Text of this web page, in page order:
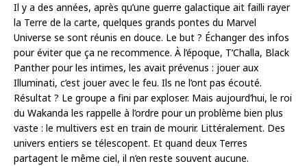
Il y a des années, après qu’une guerre galactique ait failli rayer
la Terre de la carte, quelques grands pontes du Marvel
Universe se sont réunis en douce. Le but ? Échanger des infos
pour éviter que ça ne recommence. À l’époque, T’Challa, Black
Panther pour les intimes, les avait prévenus : jouer aux
Illuminati, c’est jouer avec le feu. Ils ne l’ont pas écouté.
Résultat ? Le groupe a fini par exploser. Mais aujourd’hui, le roi
du Wakanda les rappelle à l’ordre pour un problème bien plus
vaste : le multivers est en train de mourir. Littéralement. Des
univers entiers se télescopent. Et quand deux Terres
partagent le même ciel, il n’en reste souvent aucune.